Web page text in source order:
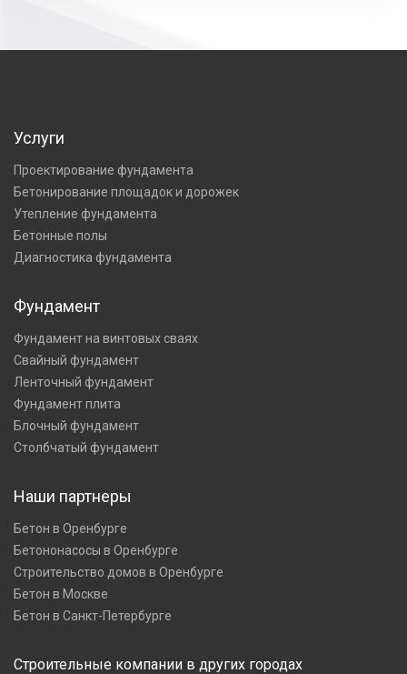
Услуги
Проектирование фундамента
Бетонирование площадок и дорожек
Утепление фундамента
Бетонные полы
Диагностика фундамента
Фундамент
Фундамент на винтовых сваях
Свайный фундамент
Ленточный фундамент
Фундамент плита
Блочный фундамент
Столбчатый фундамент
Наши партнеры
Бетон в Оренбурге
Бетононасосы в Оренбурге
Строительство домов в Оренбурге
Бетон в Москве
Бетон в Санкт-Петербурге
Строительные компании в других городах